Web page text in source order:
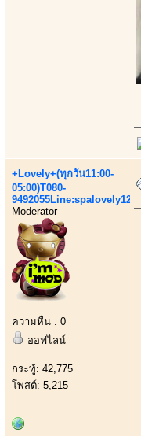
+Lovely+(ทุกวัน11:00-
05:00)T080-
9492055Line:spalovely123
Moderator
ความหื่น : 0
ออฟไลน์
กระทู้: 42,775
โพสต์: 5,215